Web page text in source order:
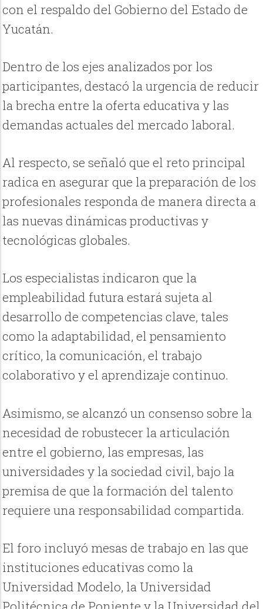
con el respaldo del Gobierno del Estado de
Yucatán.
Dentro de los ejes analizados por los
participantes, destacó la urgencia de reducir
la brecha entre la oferta educativa y las
demandas actuales del mercado laboral.
Al respecto, se señaló que el reto principal
radica en asegurar que la preparación de los
profesionales responda de manera directa a
las nuevas dinámicas productivas y
tecnológicas globales.
Los especialistas indicaron que la
empleabilidad futura estará sujeta al
desarrollo de competencias clave, tales
como la adaptabilidad, el pensamiento
crítico, la comunicación, el trabajo
colaborativo y el aprendizaje continuo.
Asimismo, se alcanzó un consenso sobre la
necesidad de robustecer la articulación
entre el gobierno, las empresas, las
universidades y la sociedad civil, bajo la
premisa de que la formación del talento
requiere una responsabilidad compartida.
El foro incluyó mesas de trabajo en las que
instituciones educativas como la
Universidad Modelo, la Universidad